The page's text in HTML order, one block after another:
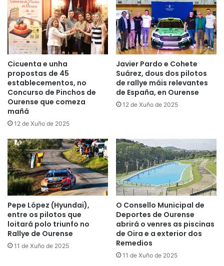
Cicuenta e unha
propostas de 45
establecementos, no
Concurso de Pinchos de
Ourense que comeza
mañá
12 de Xuño de 2025
Javier Pardo e Cohete
Suárez, dous dos pilotos
de rallye máis relevantes
de España, en Ourense
12 de Xuño de 2025
Pepe López (Hyundai),
entre os pilotos que
loitará polo triunfo no
Rallye de Ourense
11 de Xuño de 2025
O Consello Municipal de
Deportes de Ourense
abrirá o venres as piscinas
de Oira e a exterior dos
Remedios
11 de Xuño de 2025